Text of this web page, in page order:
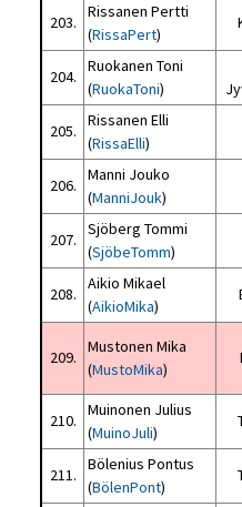
203.
Rissanen Pertti
(RissaPert)
204.
Ruokanen Toni
(RuokaToni)
205.
Rissanen Elli
(RissaElli)
206.
Manni Jouko
(ManniJouk)
207.
Sjöberg Tommi
(SjöbeTomm)
208.
Aikio Mikael
(AikioMika)
209.
Mustonen Mika
(MustoMika)
210.
Muinonen Julius
(MuinoJuli)
211.
Bölenius Pontus
(BölenPont)